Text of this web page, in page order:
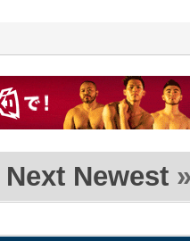
Next Newest